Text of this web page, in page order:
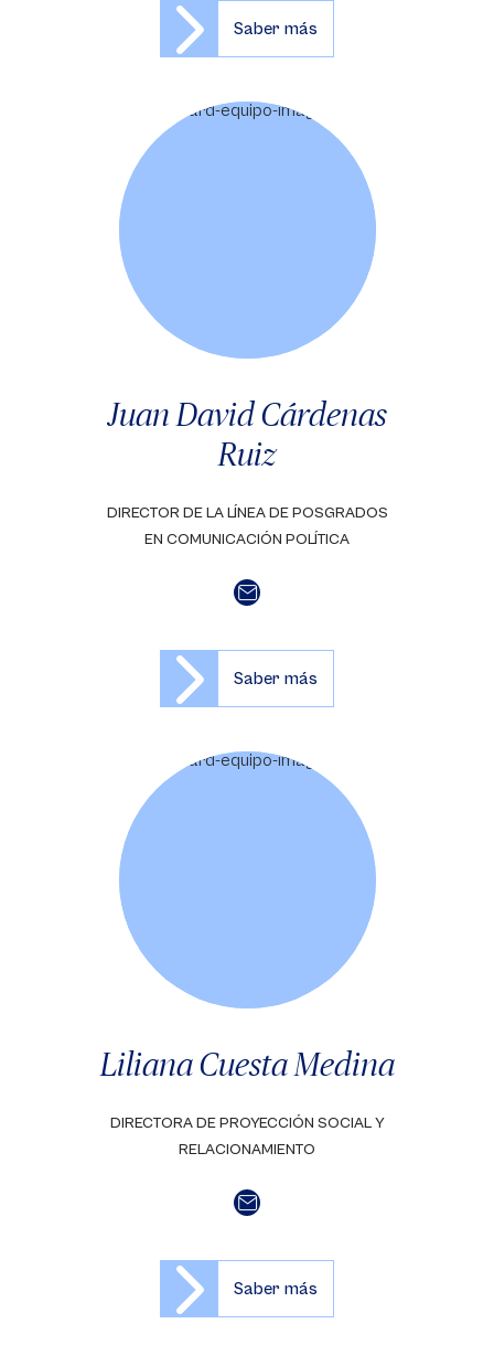
Saber más
Juan David Cárdenas
Ruiz
DIRECTOR DE LA LÍNEA DE POSGRADOS
EN COMUNICACIÓN POLÍTICA
Saber más
Liliana Cuesta Medina
DIRECTORA DE PROYECCIÓN SOCIAL Y
RELACIONAMIENTO
Saber más